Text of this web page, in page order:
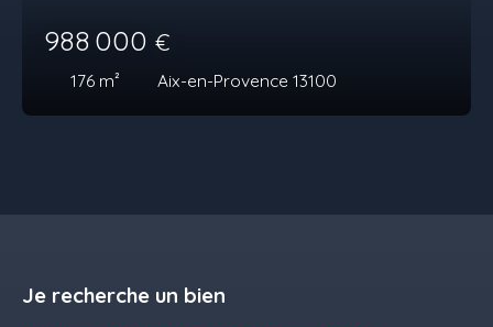
988 000 €
176 m² Aix-en-Provence 13100
Je recherche un bien